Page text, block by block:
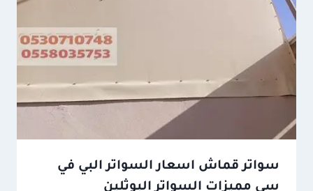
سواتر قماش اسعار السواتر البي في
سي مميزات السواتر البوثلين